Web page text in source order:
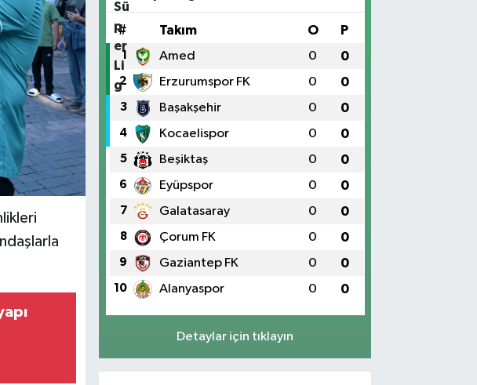
# Takım O P
1 Amed 0 0
2 Erzurumspor FK 0 0
3 Başakşehir 0 0
4 Kocaelispor 0 0
5 Beşiktaş 0 0
6 Eyüpspor 0 0
7 Galatasaray 0 0
8 Çorum FK 0 0
9 Gaziantep FK 0 0
10 Alanyaspor 0 0
Detaylar için tıklayın